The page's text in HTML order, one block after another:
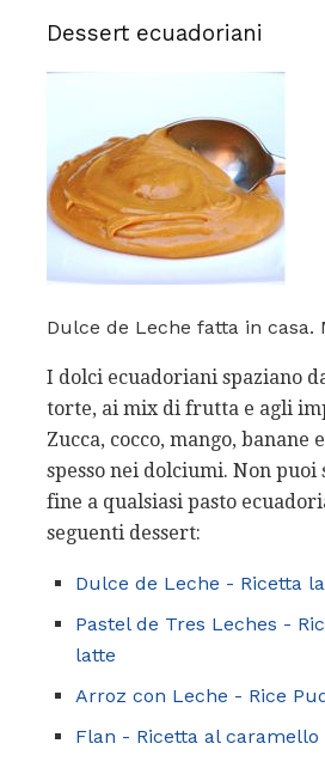
Dessert ecuadoriani
Dulce de Leche fatta in casa.
I dolci ecuadoriani spaziano
torte, ai mix di frutta e agli
Zucca, cocco, mango, banane
spesso nei dolciumi. Non
fine a qualsiasi pasto
seguenti dessert:
Dulce de Leche - Ricetta
Pastel de Tres Leches -
latte
Arroz con Leche - Rice
Flan - Ricetta al caramello